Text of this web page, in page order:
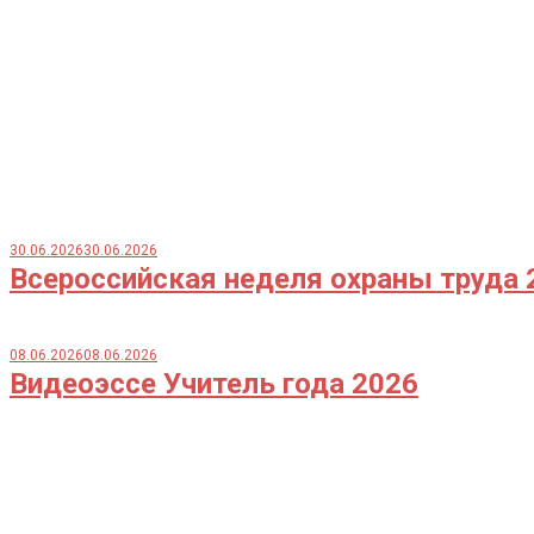
30.06.202630.06.2026
Всероссийская неделя охраны труда
08.06.202608.06.2026
Видеоэссе Учитель года 2026